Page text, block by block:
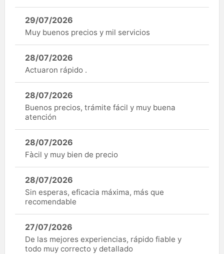
29/07/2026
Muy buenos precios y mil servicios
28/07/2026
Actuaron rápido .
28/07/2026
Buenos precios, trámite fácil y muy buena
atención
28/07/2026
Fàcil y muy bien de precio
28/07/2026
Sin esperas, eficacia máxima, más que
recomendable
27/07/2026
De las mejores experiencias, rápido fiable y
todo muy correcto y detallado